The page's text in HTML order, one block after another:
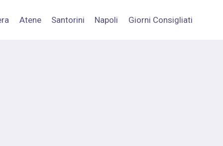
Atene Santorini Napoli Giorni Consigliati